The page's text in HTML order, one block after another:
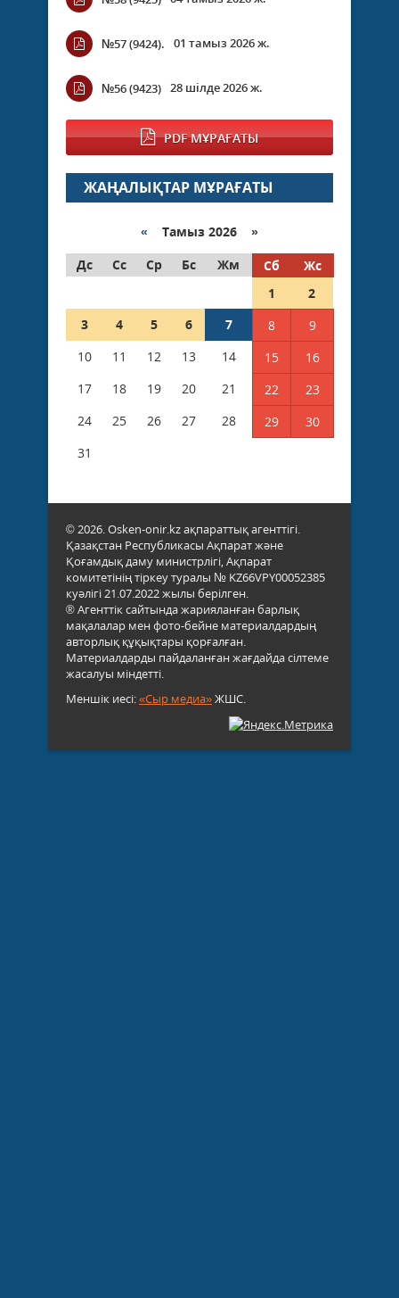
№57 (9424). 01 тамыз 2026 ж.
№56 (9423) 28 шілде 2026 ж.
PDF МҰРАҒАТЫ
ЖАҢАЛЫҚТАР МҰРАҒАТЫ
« Тамыз 2026 »
Дс
Сс Ср Бс Жм Сб
Жс
1
2
3
4 5 6 7 8
9
10
11 12 13 14 15
16
17
18 19 20 21 22
23
24
25 26 27 28 29
30
31
© 2026. Osken-onir.kz ақпараттық агенттігі.
Қазақстан Республикасы Ақпарат және
Қоғамдық даму министрлігі, Ақпарат
комитетінің тіркеу туралы № KZ66VPY00052385
куәлігі 21.07.2022 жылы берілген.
® Агенттік сайтында жарияланған барлық
мақалалар мен фото-бейне материалдардың
авторлық құқықтары қорғалған.
Материалдарды пайдаланған жағдайда сілтеме
жасалуы міндетті.
Меншік иесі:«Сыр медиа»ЖШС.